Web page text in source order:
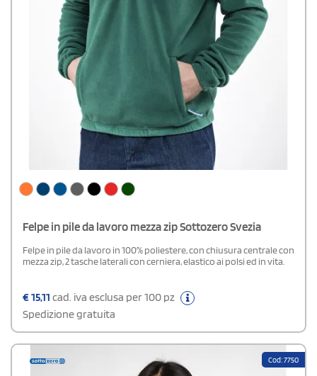
Felpe in pile da lavoro mezza zip Sottozero Svezia
Felpe in pile da lavoro in 100% poliestere, con chiusura centrale con
mezza zip, 2 tasche laterali con cerniera, elastico ai polsi ed in vita.
€15,11 cad. iva esclusa per 100 pz
Spedizione gratuita
Cod: 7750